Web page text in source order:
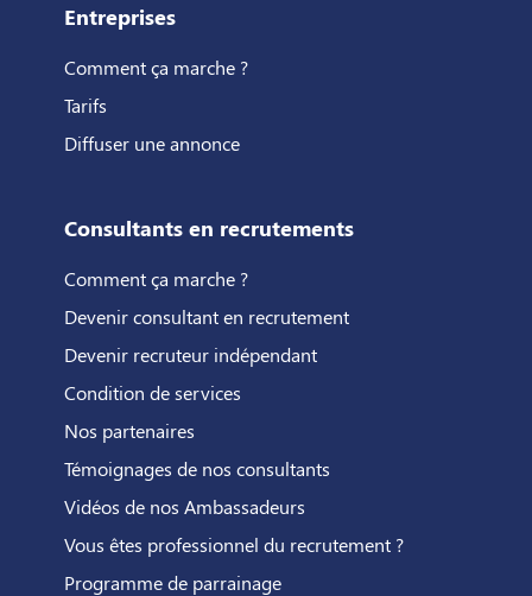
Entreprises
Comment ça marche ?
Tarifs
Diffuser une annonce
Consultants en recrutements
Comment ça marche ?
Devenir consultant en recrutement
Devenir recruteur indépendant
Condition de services
Nos partenaires
Témoignages de nos consultants
Vidéos de nos Ambassadeurs
Vous êtes professionnel du recrutement ?
Programme de parrainage